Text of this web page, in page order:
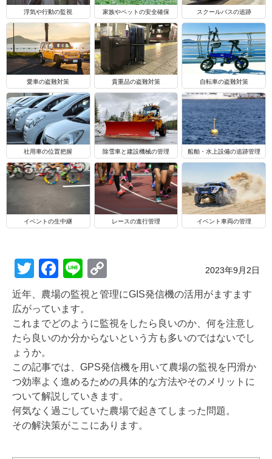
浮気や行動の監視 家族やペットの安全確保 スクールバスの追跡
愛車の盗難対策 貴重品の盗難対策 自転車の盗難対策
社用車の位置把握 除雪車と建設機械の管理 船舶・水上設備の追跡管理
イベントの生中継 レースの進行管理 イベント車両の管理
2023年9月2日
T
wi
tt
er
F
a
c
e
b
o
o
k
Li
n
e
o
y
Li
n
k
近年、農場の監視と管理にGIS発信機の活用がますます
広がっています。
これまでどのように監視をしたら良いのか、何を注意し
たら良いのか分からないという方も多いのではないでし
ょうか。
この記事では、GPS発信機を用いて農場の監視を円滑か
つ効率よく進めるための具体的な方法やそのメリットに
ついて解説していきます。
何気なく過ごしていた農場で起きてしまった問題。
その解決策がここにあります。